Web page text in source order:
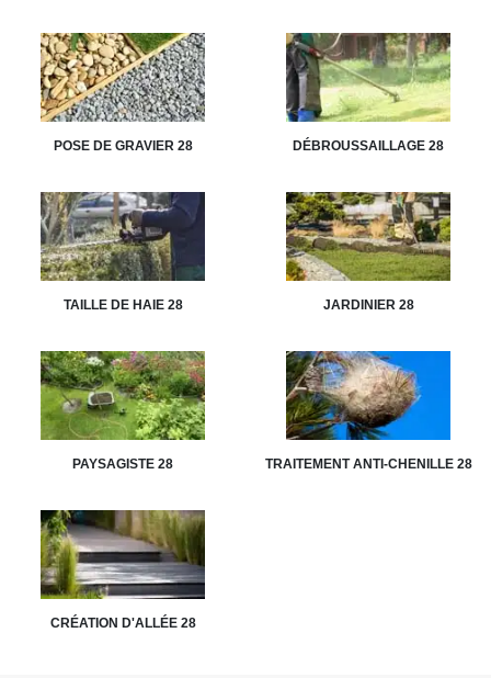
POSE DE GRAVIER 28 DÉBROUSSAILLAGE 28
TAILLE DE HAIE 28 JARDINIER 28
PAYSAGISTE 28 TRAITEMENT ANTI-CHENILLE 28
CRÉATION D'ALLÉE 28